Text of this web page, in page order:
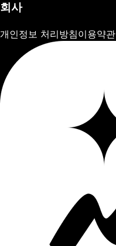
회사
개인정보 처리방침이용약관